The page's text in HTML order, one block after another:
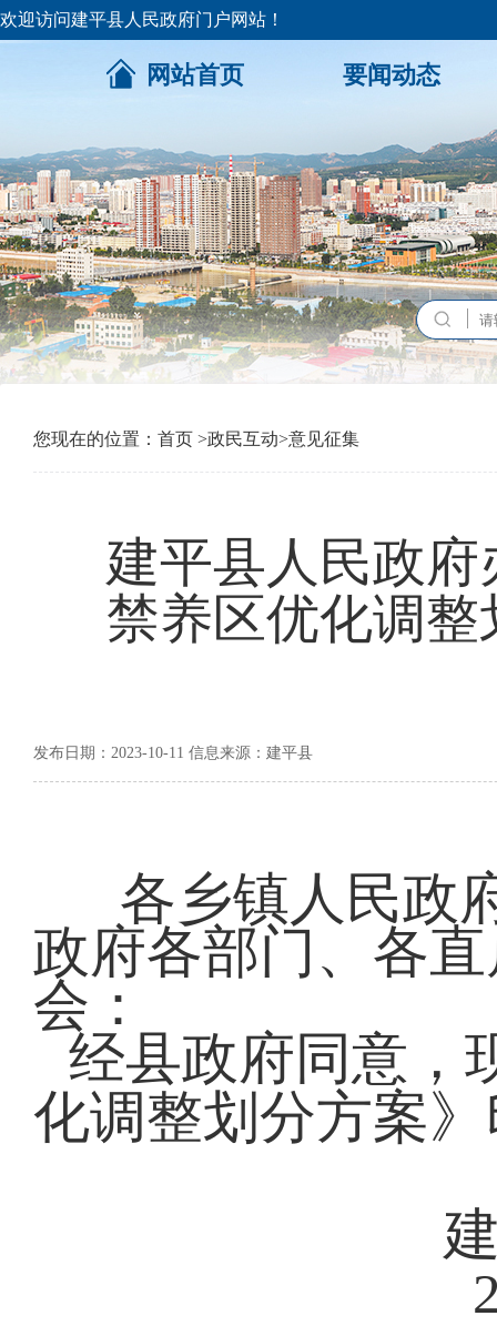
欢迎访问建平县人民政府门户网站！
网站首页 要闻动态
您现在的位置： 首页 >政民互动>意见征集
建平县人民政
禁养区优化调
发布日期：2023-10-11 信息来源：建平县
各乡镇人民政
政府各部门、各
会：
经县政府同意，
化调整划分方案
建平县人
2019